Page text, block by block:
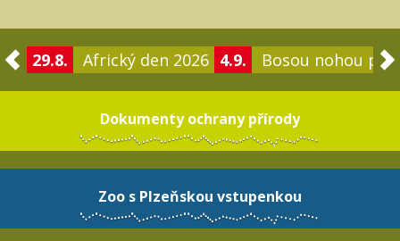
29.8. Africký den 2026 4.9. Bosou nohou po
Dokumenty ochrany přírody
Zoo s Plzeňskou vstupenkou